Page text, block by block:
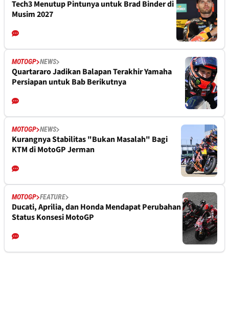
Tech3 Menutup Pintunya untuk Brad Binder di
Musim 2027
MOTOGP NEWS
Quartararo Jadikan Balapan Terakhir Yamaha
Persiapan untuk Bab Berikutnya
MOTOGP NEWS
Kurangnya Stabilitas "Bukan Masalah" Bagi
KTM di MotoGP Jerman
MOTOGP FEATURE
Ducati, Aprilia, dan Honda Mendapat Perubahan
Status Konsesi MotoGP